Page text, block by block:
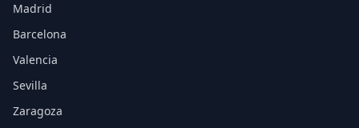
Madrid
Barcelona
Valencia
Sevilla
Zaragoza